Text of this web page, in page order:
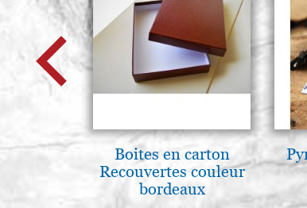
Boites en carton
Recouvertes couleur
bordeaux